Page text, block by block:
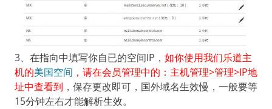
3、在指向中填写你自已的空间IP， 如你使用我们乐道主
机的美国空间 ，请在会员管理中的：主机管理>管理>IP地
址中查看到 ，保存更改即可，国外域名生效慢，一般要等
15分钟左右才能解析生效。